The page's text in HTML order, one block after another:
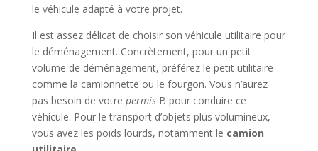
le véhicule adapté à votre projet.
Il est assez délicat de choisir son véhicule utilitaire pour
le déménagement. Concrètement, pour un petit
volume de déménagement, préférez le petit utilitaire
comme la camionnette ou le fourgon. Vous n’aurez
pas besoin de votre permisB pour conduire ce
véhicule. Pour le transport d’objets plus volumineux,
vous avez les poids lourds, notamment le camion